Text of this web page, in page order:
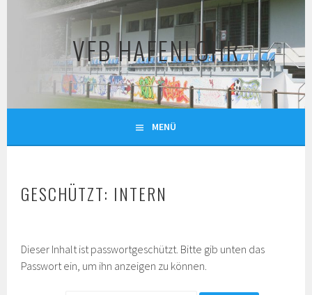
VFB HAFENLOHR
MENÜ
GESCHÜTZT: INTERN
Dieser Inhalt ist passwortgeschützt. Bitte gib unten das
Passwort ein, um ihn anzeigen zu können.